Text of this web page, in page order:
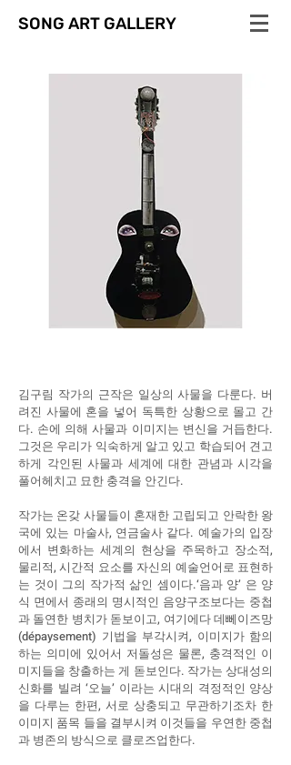
SONG ART GALLERY
김구림 작가의 근작은 일상의 사물을 다룬다. 버
려진 사물에 혼을 넣어 독특한 상황으로 몰고 간
다. 손에 의해 사물과 이미지는 변신을 거듭한다.
그것은 우리가 익숙하게 알고 있고 학습되어 견고
하게 각인된 사물과 세계에 대한 관념과 시각을
풀어헤치고 묘한 충격을 안긴다.
작가는 온갖 사물들이 혼재한 고립되고 안락한 왕
국에 있는 마술사, 연금술사 같다. 예술가의 입장
에서 변화하는 세계의 현상을 주목하고 장소적,
물리적, 시간적 요소를 자신의 예술언어로 표현하
는 것이 그의 작가적 삶인 셈이다.‘음과 양’ 은 양
식 면에서 종래의 명시적인 음양구조보다는 중첩
과 돌연한 병치가 돋보이고, 여기에다 데뻬이즈망
(dépaysement) 기법을 부각시켜, 이미지가 함의
하는 의미에 있어서 저돌성은 물론, 충격적인 이
미지들을 창출하는 게 돋보인다. 작가는 상대성의
신화를 빌려 ‘오늘’ 이라는 시대의 격정적인 양상
을 다루는 한편, 서로 상충되고 무관하기조차 한
이미지 품목 들을 결부시켜 이것들을 우연한 중첩
과 병존의 방식으로 클로즈업한다.